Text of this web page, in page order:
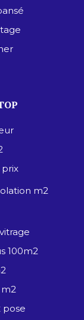
prix
m2
100m2
pose